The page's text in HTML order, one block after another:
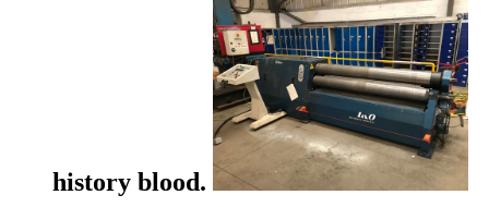
history blood.